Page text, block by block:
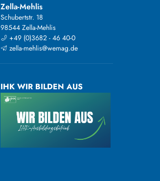
Zella-Mehlis
Schubertstr. 18
98544 Zella-Mehlis
+49 (0)3682 - 46 40-0
zella-mehlis@wemag.de
IHK WIR BILDEN AUS